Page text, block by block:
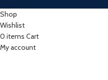
Shop
Wishlist
0 items Cart
My account